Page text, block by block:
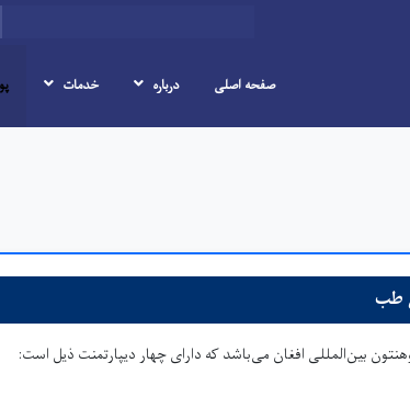
صفحه اصلی درباره خدمات
طب
بین‌المللی افغان می‌باشد که دارای چهار دیپارتمنت ذیل است: